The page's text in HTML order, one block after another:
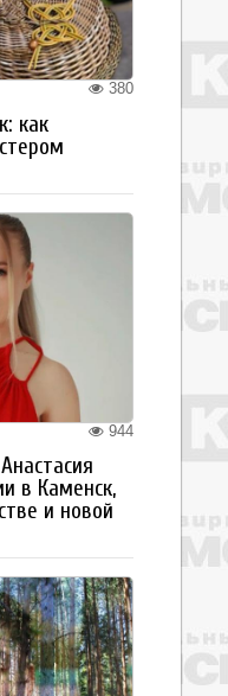
380
как
944
в Каменск,
и новой